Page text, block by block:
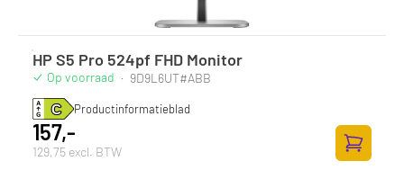
HP S5 Pro 524pf FHD Monitor
Op voorraad · 9D9L6UT#ABB
Productinformatieblad
157,-
129,75 excl. BTW
Zum